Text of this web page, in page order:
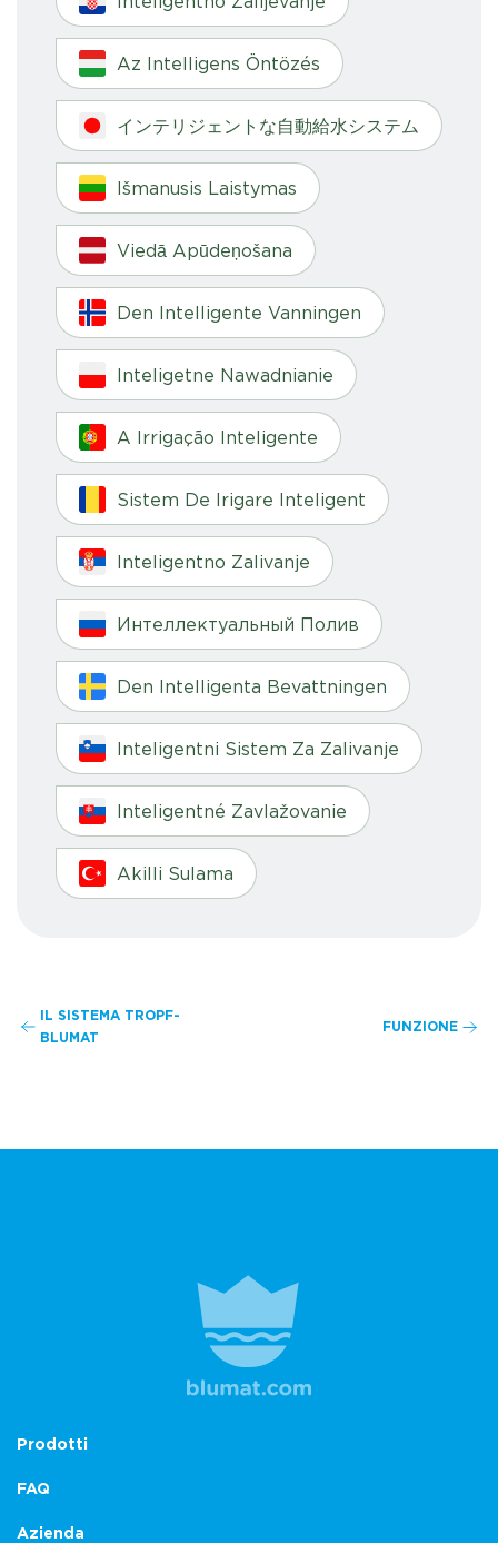
Az Intelligens Öntözés
インテリジェントな自動給水システム
Išmanusis Laistymas
Viedā Apūdeņošana
Den Intelligente Vanningen
Inteligetne Nawadnianie
A Irrigação Inteligente
Sistem De Irigare Inteligent
Inteligentno Zalivanje
Интеллектуальный Полив
Den Intelligenta Bevattningen
Inteligentni Sistem Za Zalivanje
Inteligentné Zavlažovanie
Akilli Sulama
IL SISTEMA TROPF-
BLUMAT
FUNZIONE
Prodotti
FAQ
Azienda